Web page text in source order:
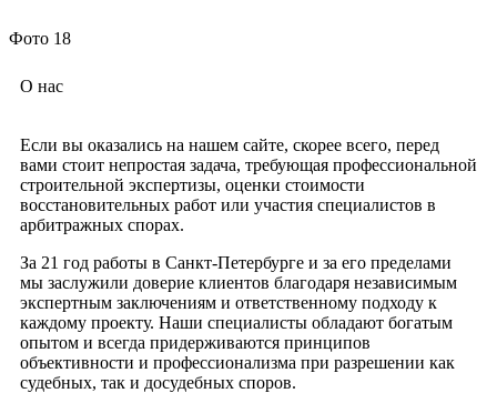
Фото 18
О нас
Если вы оказались на нашем сайте, скорее всего, перед
вами стоит непростая задача, требующая профессиональной
строительной экспертизы, оценки стоимости
восстановительных работ или участия специалистов в
арбитражных спорах.
За 21 год работы в Санкт-Петербурге и за его пределами
мы заслужили доверие клиентов благодаря независимым
экспертным заключениям и ответственному подходу к
каждому проекту. Наши специалисты обладают богатым
опытом и всегда придерживаются принципов
объективности и профессионализма при разрешении как
судебных, так и досудебных споров.